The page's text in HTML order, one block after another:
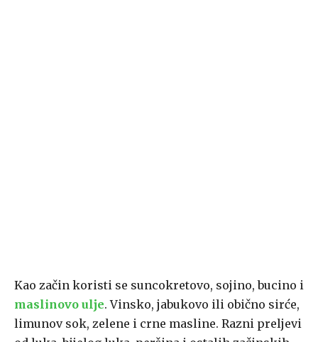
Kao začin koristi se suncokretovo, sojino, bucino i
maslinovo ulje. Vinsko, jabukovo ili obično sirće,
limunov sok, zelene i crne masline. Razni preljevi